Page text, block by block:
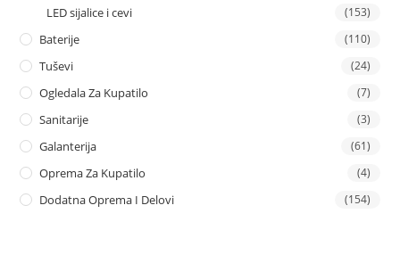
LED sijalice i cevi (153)
Baterije (110)
Tuševi (24)
Ogledala Za Kupatilo (7)
Sanitarije (3)
Galanterija (61)
Oprema Za Kupatilo (4)
Dodatna Oprema I Delovi (154)